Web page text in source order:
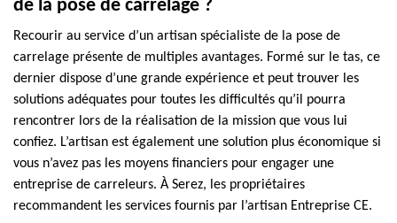
de la pose de carrelage ?
Recourir au service d’un artisan spécialiste de la pose de
carrelage présente de multiples avantages. Formé sur le tas, ce
dernier dispose d’une grande expérience et peut trouver les
solutions adéquates pour toutes les difficultés qu’il pourra
rencontrer lors de la réalisation de la mission que vous lui
confiez. L’artisan est également une solution plus économique si
vous n’avez pas les moyens financiers pour engager une
entreprise de carreleurs. À Serez, les propriétaires
recommandent les services fournis par l’artisan Entreprise CE.